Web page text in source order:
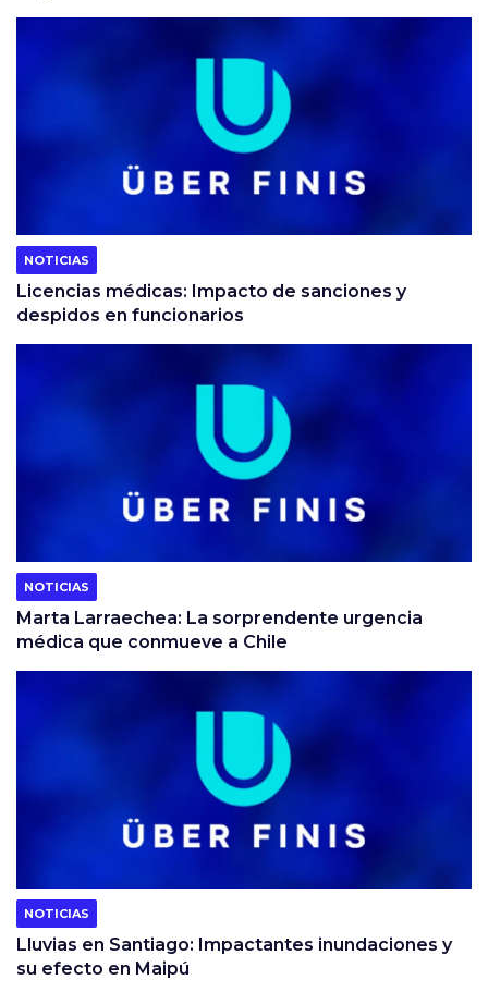
NOTICIAS
Licencias médicas: Impacto de sanciones y
despidos en funcionarios
NOTICIAS
Marta Larraechea: La sorprendente urgencia
médica que conmueve a Chile
NOTICIAS
Lluvias en Santiago: Impactantes inundaciones y
su efecto en Maipú